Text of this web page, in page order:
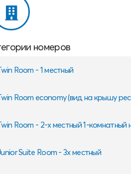
номеров
Room - 1 местный
Room economy (вид на крышу
Room - 2-х местный 1-комнатный
Suite Room - 3х местный